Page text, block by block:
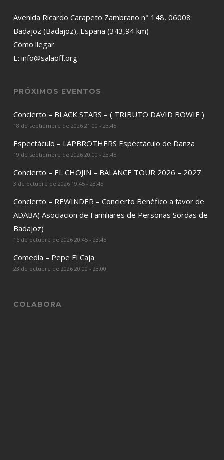
Avenida Ricardo Carapeto Zambrano n° 148, 06008
Badajoz (Badajoz), España (343,94 km)
Cómo llegar
E: info@salaoff.org
PRÓXIMOS EVENTOS
Concierto – BLACK STARS – ( TRIBUTO DAVID BOWIE )
18 de septiembre de 2026 21:00 - 23:45
Espectáculo – LAPBROTHERS Espectáculo de Danza
19 de septiembre de 2026 20:00 - 23:45
Concierto – EL CHOJIN – BALANCE TOUR 2026 – 2027
3 de octubre de 2026 19:45 - 23:45
Concierto – REWINDER – Concierto Benéfico a favor de
ADABA( Asociacion de Familiares de Personas Sordas de
Badajoz)
16 de octubre de 2026 20:45 - 23:45
Comedia – Pepe El Caja
23 de octubre de 2026 20:00 - 23:00
COLABORA